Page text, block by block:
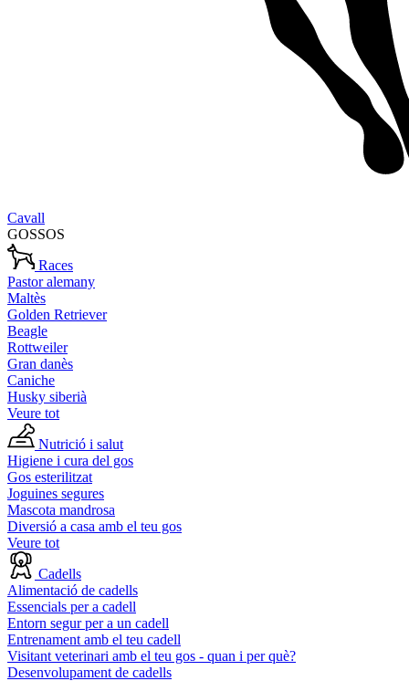
Cavall
GOSSOS
Races
Pastor alemany
Maltès
Golden Retriever
Beagle
Rottweiler
Gran danès
Caniche
Husky siberià
Veure tot
Nutrició i salut
Higiene i cura del gos
Gos esterilitzat
Joguines segures
Mascota mandrosa
Diversió a casa amb el teu gos
Veure tot
Cadells
Alimentació de cadells
Essencials per a cadell
Entorn segur per a un cadell
Entrenament amb el teu cadell
Visitant veterinari amb el teu gos - quan i per què?
Desenvolupament de cadells